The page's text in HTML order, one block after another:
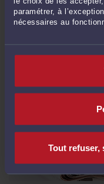
paramétrer, à
nécessaires au
Tout refuser,
inachevée. Alors même que
reconnue comme l’un des